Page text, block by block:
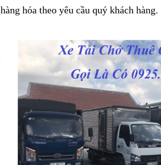
hàng hóa theo yêu cầu quý khách hàng.